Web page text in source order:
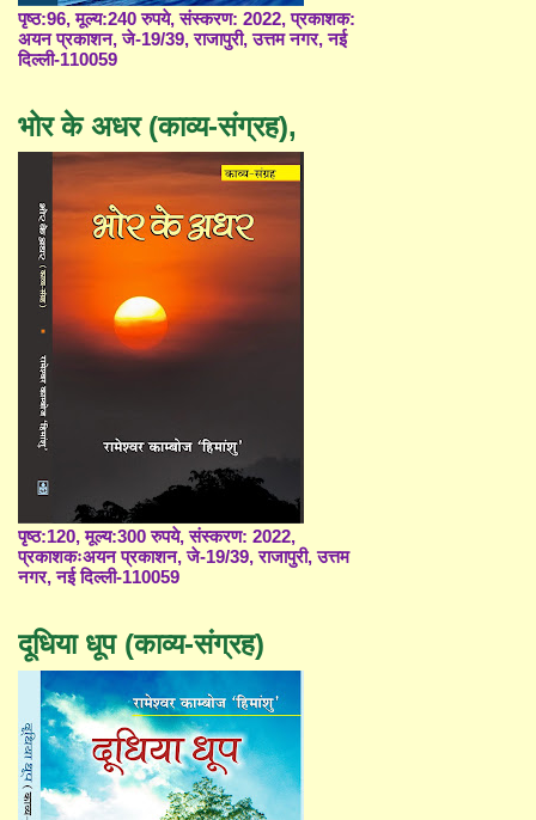
पृष्ठ:96, मूल्य:240 रुपये, संस्करण: 2022, प्रकाशक:
अयन प्रकाशन, जे-19/39, राजापुरी, उत्तम नगर, नई
दिल्ली-110059
भोर के अधर (काव्य-संग्रह),
पृष्ठ:120, मूल्य:300 रुपये, संस्करण: 2022,
प्रकाशकःअयन प्रकाशन, जे-19/39, राजापुरी, उत्तम
नगर, नई दिल्ली-110059
दूधिया धूप (काव्य-संग्रह)